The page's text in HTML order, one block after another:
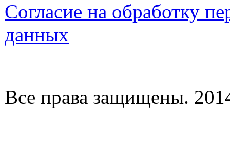
Согласие на обработку
данных
Все права защищены.